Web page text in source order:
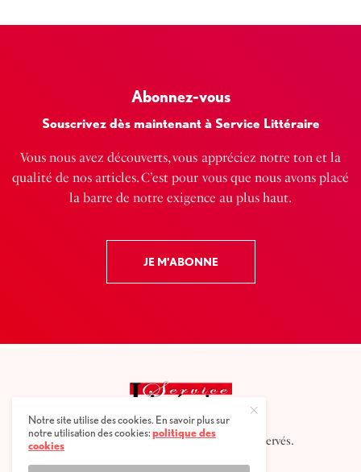
Abonnez-vous
Souscrivez dès maintenant à Service Littéraire
Vous nous avez découverts, vous appréciez notre ton et la
qualité de nos articles. C’est pour vous que nous avons placé
la barre de notre exigence au plus haut.
JE M'ABONNE
2025 © Service littéraire, tous droits réservés.
Notre site utilise des cookies. En savoir plus sur
notre utilisation des cookies:politique des
cookies